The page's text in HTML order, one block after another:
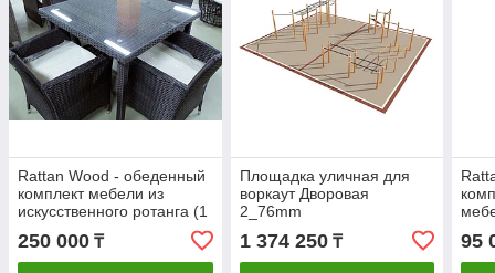
Rattan Wood - обеденный
комплект мебели из
искусственного ротанга (1
стол, 4 кресла)
250 000 ₸
Площадка уличная для
воркаут Дворовая
2_76mm
1 374 250₸ 95